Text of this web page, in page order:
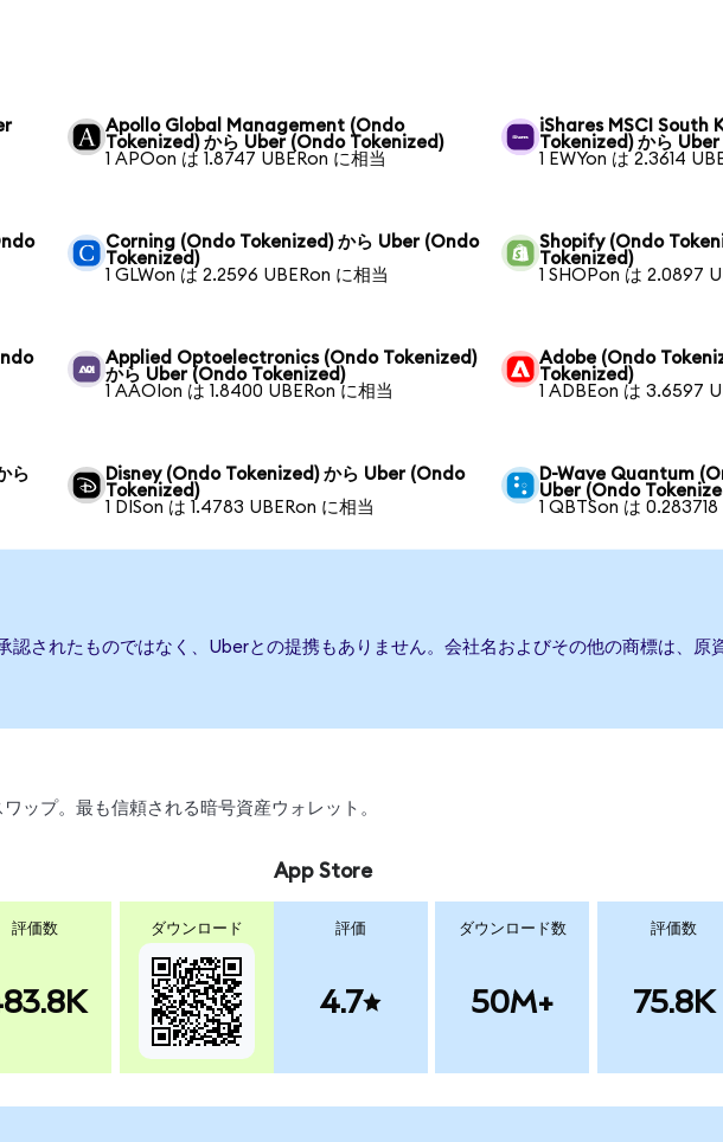
Apollo Global Management (Ondo
Tokenized) から Uber (Ondo Tokenized)
1 APOon は 1.8747 UBERon に相当
iShares MSCI South
Tokenized) から
1 EWYon は 2.3614
Corning (Ondo Tokenized) から Uber (Ondo
Tokenized)
1 GLWon は 2.2596 UBERon に相当
Shopify (Ondo
Tokenized)
1 SHOPon は 2.0897
Applied Optoelectronics (Ondo Tokenized)
から Uber (Ondo Tokenized)
1 AAOIon は 1.8400 UBERon に相当
Adobe (Ondo
Tokenized)
1 ADBEon は 3.6597
ら
Disney (Ondo Tokenized) から Uber (Ondo
Tokenized)
1 DISon は 1.4783 UBERon に相当
D-Wave Quantum
Uber (Ondo
1 QBTSon は
認されたものではなく、Uberとの提携もありません。会社名およびその他の商標は、原
ップ。最も信頼される暗号資産ウォレット。
評価数 ダウンロード
App Store
評価
4.7
ダウンロード数
50M+
評価数
75.8K